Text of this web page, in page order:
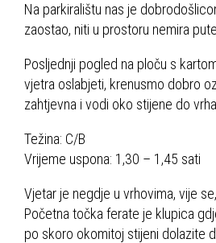
Na parkiralištu nas je
zaostao, niti u prostoru nemira
Posljednji pogled na ploču s
vjetra oslabjeti, krenusmo dobro
zahtjevna i vodi oko stijene do
Težina: C/B
Vrijeme uspona: 1,30 – 1,45 sati
Vjetar je negdje u vrhovima, vije
Početna točka ferate je klupica
po skoro okomitoj stijeni dolazite